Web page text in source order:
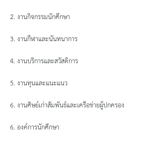
2. งานกิจกรรมนักศึกษา
3. งานกีฬาและนันทนาการ
4. งานบริการและสวัสดิการ
5. งานทุนและแนะแนว
6. งานศิษย์เก่าสัมพันธ์และเครือข่ายผู้ปกครอง
6. องค์การนักศึกษา